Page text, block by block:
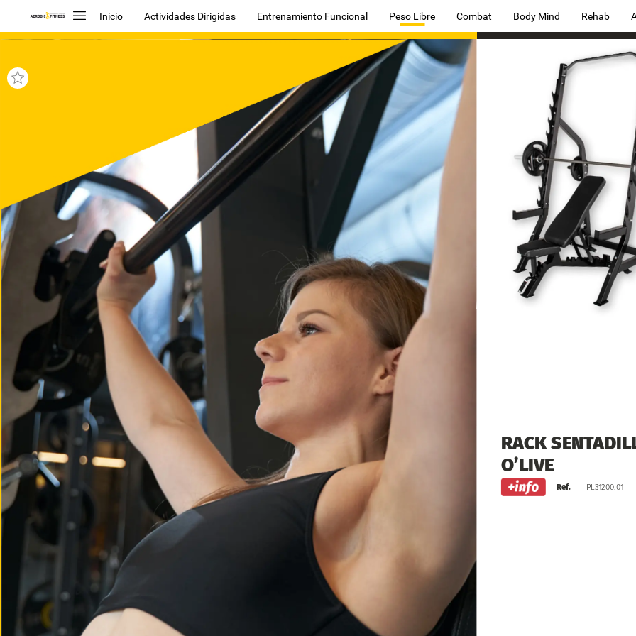
Inicio Actividades Dirigidas Entrenamiento Funcional Peso Libre Combat Body Mind Rehab
RACK
O’LIVE
Ref. PL31200.01